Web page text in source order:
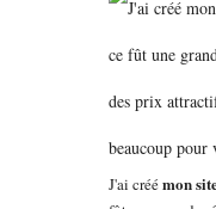
J'ai créémon